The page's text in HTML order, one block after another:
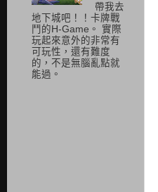
帶我去
地下城吧！！卡牌戰
鬥的H-Game。 實際
玩起來意外的非常有
可玩性，還有難度
的，不是無腦亂點就
能過。